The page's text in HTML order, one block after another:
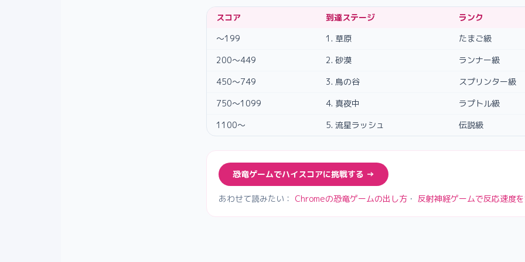
スコア 到達ステージ
ランク
〜199
1. 草原
たまご級
200〜449
2. 砂漠
ランナー級
450〜749
3. 鳥の谷
スプリンター級
750〜1099
4. 真夜中
ラプトル級
1100〜
5. 流星ラッシュ 伝説級
恐竜ゲームでハイスコアに挑戦する →
あわせて読みたい： Chromeの恐竜ゲームの出し方 ・ 反射神経ゲームで反応速度